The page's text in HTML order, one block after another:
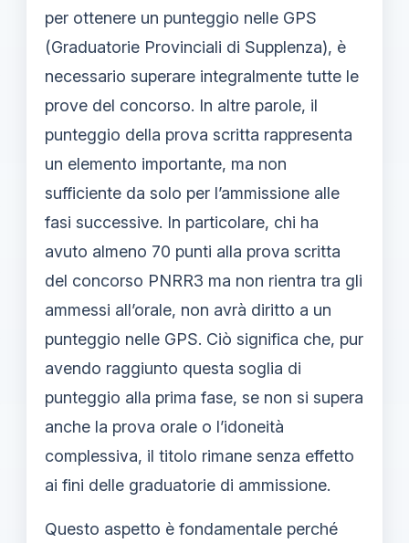
per ottenere un punteggio nelle GPS
(Graduatorie Provinciali di Supplenza), è
necessario superare integralmente tutte le
prove del concorso. In altre parole, il
punteggio della prova scritta rappresenta
un elemento importante, ma non
sufficiente da solo per l’ammissione alle
fasi successive. In particolare, chi ha
avuto almeno 70 punti alla prova scritta
del concorso PNRR3 ma non rientra tra gli
ammessi all’orale, non avrà diritto a un
punteggio nelle GPS. Ciò significa che, pur
avendo raggiunto questa soglia di
punteggio alla prima fase, se non si supera
anche la prova orale o l’idoneità
complessiva, il titolo rimane senza effetto
ai fini delle graduatorie di ammissione.
Questo aspetto è fondamentale perché